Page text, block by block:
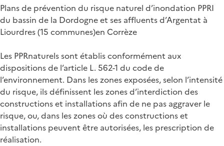
Plans de prévention du risque naturel d’inondation PPRI
du bassin de la Dordogne et ses affluents d’Argentat à
Liourdres (15 communes)en Corrèze
Les PPRnaturels sont établis conformément aux
dispositions de l’article L. 562-1 du code de
l’environnement. Dans les zones exposées, selon l’intensité
du risque, ils définissent les zones d’interdiction des
constructions et installations afin de ne pas aggraver le
risque, ou, dans les zones où des constructions et
installations peuvent être autorisées, les prescription de
réalisation.